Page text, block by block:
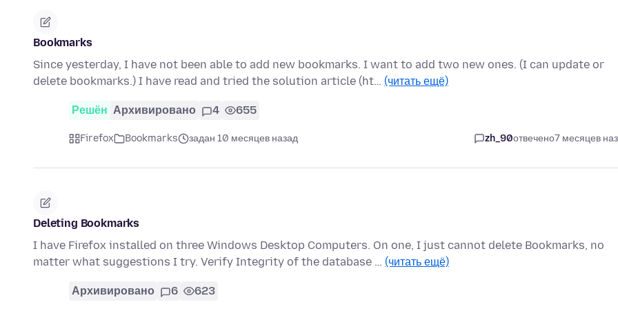
Bookmarks
Since yesterday, I have not been able to add new bookmarks. I want to add two new ones. (I can update or
delete bookmarks.) I have read and tried the solution article (ht… (читать ещё)
Решён Архивировано 4 655
Firefox Bookmarks задан 10 месяцев назад zh_90отвечено7 месяцев
Deleting Bookmarks
I have Firefox installed on three Windows Desktop Computers. On one, I just cannot delete Bookmarks, no
matter what suggestions I try. Verify Integrity of the database … (читать ещё)
Архивировано 6 623